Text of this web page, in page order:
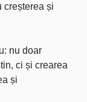
creșterea și
nu doar
ci și crearea
și